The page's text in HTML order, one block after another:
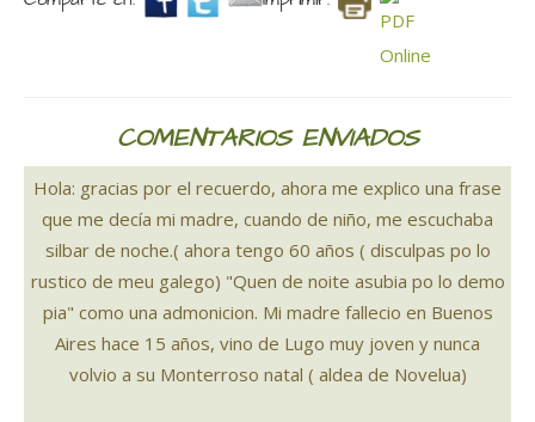
COMENTARIOS ENVIADOS
Hola: gracias por el recuerdo, ahora me explico una frase
que me decía mi madre, cuando de niño, me escuchaba
silbar de noche.( ahora tengo 60 años ( disculpas po lo
rustico de meu galego) "Quen de noite asubia po lo demo
pia" como una admonicion. Mi madre fallecio en Buenos
Aires hace 15 años, vino de Lugo muy joven y nunca
volvio a su Monterroso natal ( aldea de Novelua)